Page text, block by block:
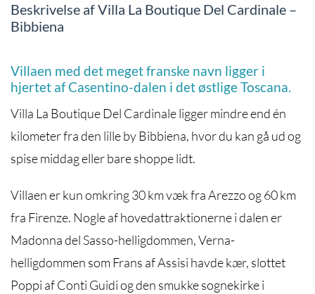
Beskrivelse af Villa La Boutique Del Cardinale –
Bibbiena
Villaen med det meget franske navn ligger i
hjertet af Casentino-dalen i det østlige Toscana.
Villa La Boutique Del Cardinale ligger mindre end én
kilometer fra den lille by Bibbiena, hvor du kan gå ud og
spise middag eller bare shoppe lidt.
Villaen er kun omkring 30 km væk fra Arezzo og 60 km
fra Firenze. Nogle af hovedattraktionerne i dalen er
Madonna del Sasso-helligdommen, Verna-
helligdommen som Frans af Assisi havde kær, slottet
Poppi af Conti Guidi og den smukke sognekirke i